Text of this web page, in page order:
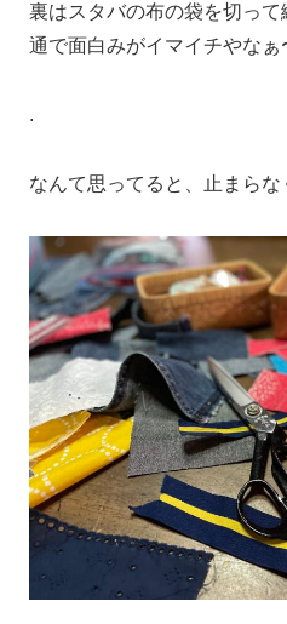
裏はスタバの布の袋を切っ
通で面白みがイマイチやなぁ
.
なんて思ってると、止まらな